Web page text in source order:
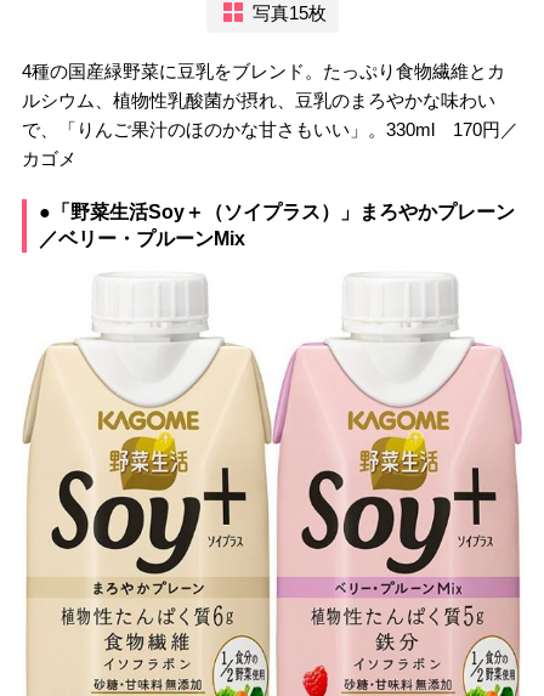
写真15枚
4種の国産緑野菜に豆乳をブレンド。たっぷり食物繊維とカ
ルシウム、植物性乳酸菌が摂れ、豆乳のまろやかな味わい
で、「りんご果汁のほのかな甘さもいい」。330ml 170円／
カゴメ
●「野菜生活Soy＋（ソイプラス）」まろやかプレーン
／ベリー・プルーンMix